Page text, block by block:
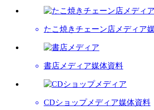
たこ焼きチェーン店メディア
書店メディア媒体資料
CDショップメディア媒体資料